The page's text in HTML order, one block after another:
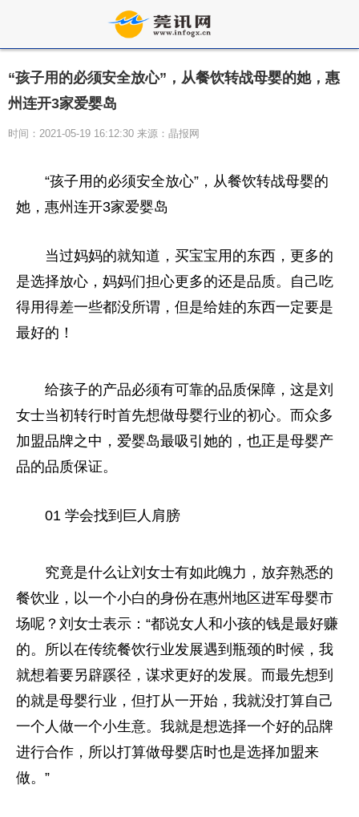
“孩子用的必须安全放心”，从餐饮转战母婴的她，惠
州连开3家爱婴岛
时间：2021-05-19 16:12:30 来源：晶报网
“孩子用的必须安全放心”，从餐饮转战母婴的
她，惠州连开3家爱婴岛
当过妈妈的就知道，买宝宝用的东西，更多的
是选择放心，妈妈们担心更多的还是品质。自己吃
得用得差一些都没所谓，但是给娃的东西一定要是
最好的！
给孩子的产品必须有可靠的品质保障，这是刘
女士当初转行时首先想做母婴行业的初心。而众多
加盟品牌之中，爱婴岛最吸引她的，也正是母婴产
品的品质保证。
01 学会找到巨人肩膀
究竟是什么让刘女士有如此魄力，放弃熟悉的
餐饮业，以一个小白的身份在惠州地区进军母婴市
场呢？刘女士表示：“都说女人和小孩的钱是最好赚
的。所以在传统餐饮行业发展遇到瓶颈的时候，我
就想着要另辟蹊径，谋求更好的发展。而最先想到
的就是母婴行业，但打从一开始，我就没打算自己
一个人做一个小生意。我就是想选择一个好的品牌
进行合作，所以打算做母婴店时也是选择加盟来
做。”